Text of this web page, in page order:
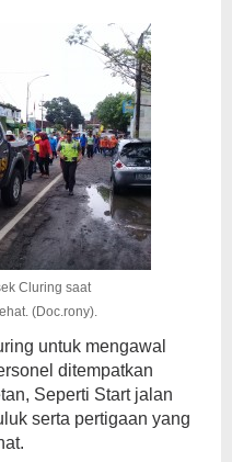
Cluring saat
(Doc.rony).
untuk mengawal
ditempatkan
Seperti Start jalan
serta pertigaan yang